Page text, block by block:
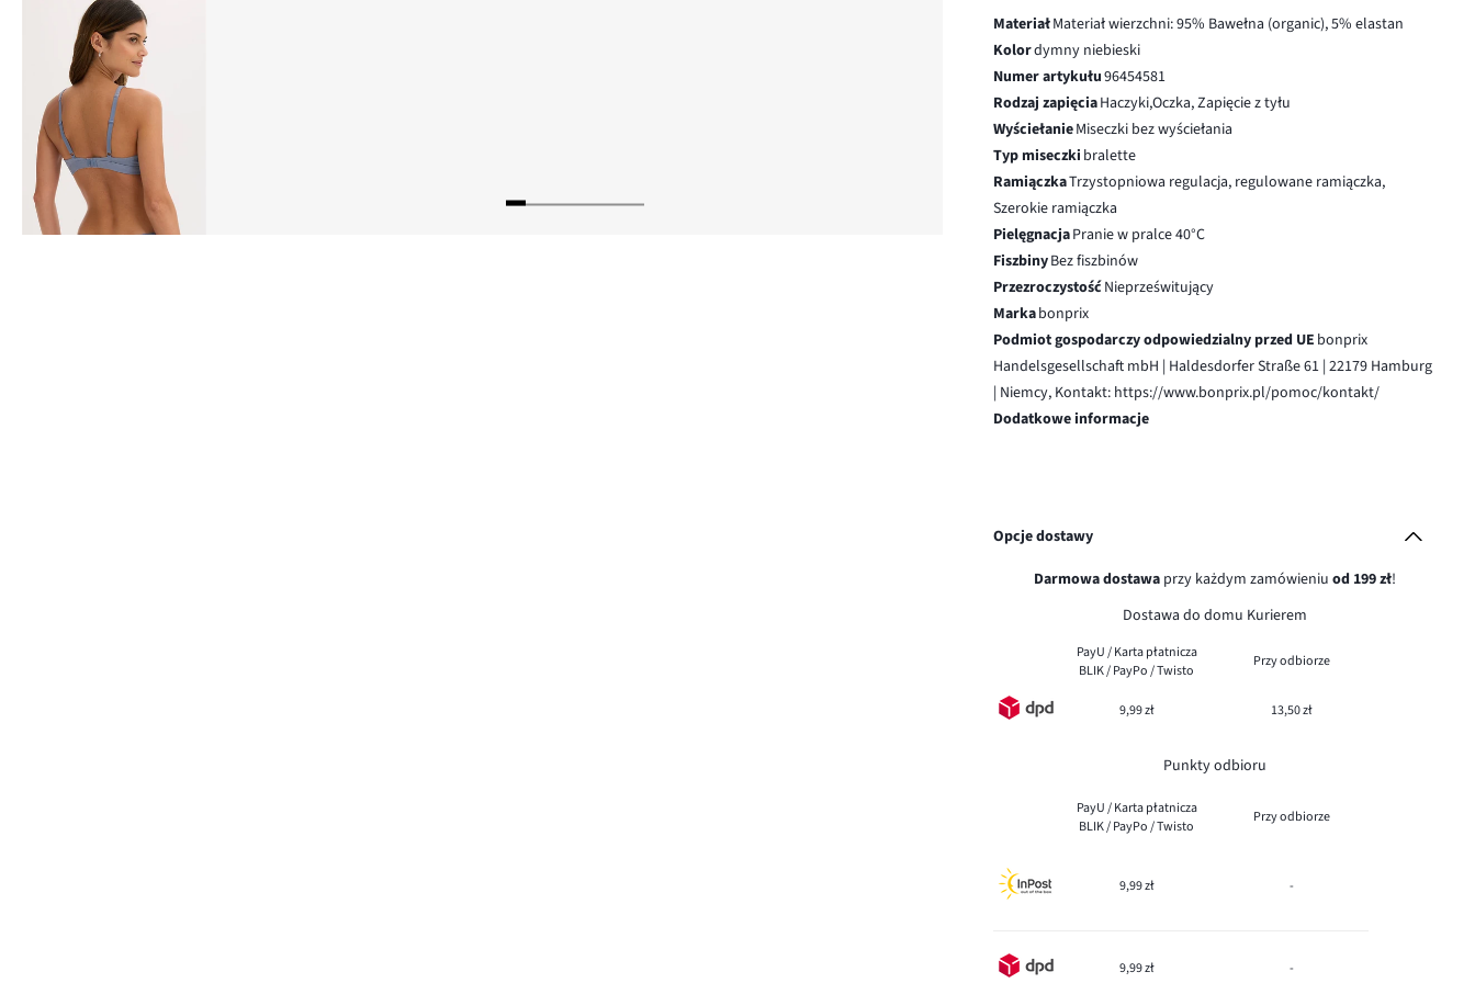
MateriałMateriał wierzchni: 95% Bawełna (organic), 5% elastan
Kolordymny niebieski
Numer artykułu96454581
Rodzaj zapięciaHaczyki,Oczka, Zapięcie z tyłu
WyściełanieMiseczki bez wyściełania
Typ miseczki bralette
RamiączkaTrzystopniowa regulacja, regulowane ramiączka,
Szerokie ramiączka
PielęgnacjaPranie w pralce 40°C
FiszbinyBez fiszbinów
PrzezroczystośćNieprześwitujący
Markabonprix
Podmiot gospodarczy odpowiedzialny przed UE bonprix
Handelsgesellschaft mbH | Haldesdorfer Straße 61 | 22179 Hamburg
| Niemcy, Kontakt: https://www.bonprix.pl/pomoc/kontakt/
Dodatkowe informacje
Opcje dostawy
Darmowa dostawaprzy każdym zamówieniu od 199 zł!
Dostawa do domu Kurierem
PayU / Karta płatnicza
BLIK / PayPo / Twisto
Przy odbiorze
9,99 zł 13,50 zł
Punkty odbioru
PayU / Karta płatnicza
BLIK / PayPo / Twisto
Przy odbiorze
9,99 zł -
9,99 zł -